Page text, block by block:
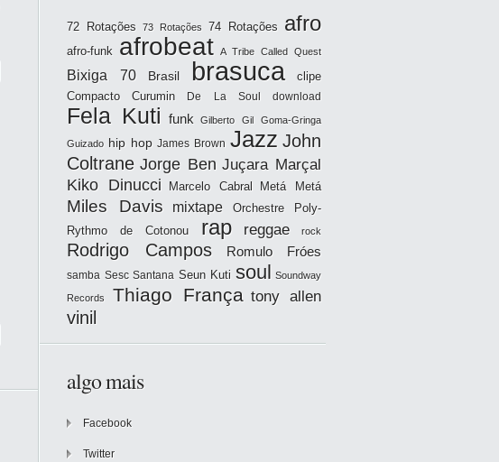
72 Rotações 73 Rotações 74 Rotações afro
afro-funk afrobeat A Tribe Called Quest
Bixiga 70 Brasil brasuca
clipe
Compacto
Curumin De La Soul download
Fela Kuti funk Gilberto Gil Goma-Gringa
Guizado hip hop James Brown Jazz John
Coltrane Jorge Ben Juçara Marçal
Kiko Dinucci Marcelo Cabral Metá Metá
Miles Davis mixtape
Orchestre Poly-
Rythmo de Cotonou
rap reggae rock
Rodrigo Campos Romulo Fróes
samba Sesc Santana Seun Kuti soul Soundway
Records Thiago França tony allen
vinil
algo mais
Facebook
Twitter